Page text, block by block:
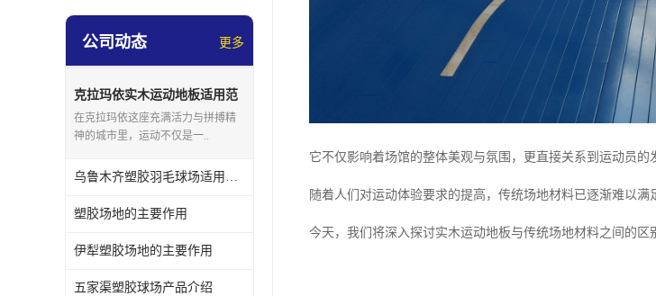
公司动态 更多
克拉玛依实木运动地板适用范
围
在克拉玛依这座充满活力与拼搏精
神的城市里，运动不仅是一..
乌鲁木齐塑胶羽毛球场适用范围
塑胶场地的主要作用
伊犁塑胶场地的主要作用
五家渠塑胶球场产品介绍
它不仅影响着场馆的整体美观与氛围，更直接关系到运动员的
随着人们对运动体验要求的提高，传统场地材料已逐渐难以满
今天，我们将深入探讨实木运动地板与传统场地材料之间的